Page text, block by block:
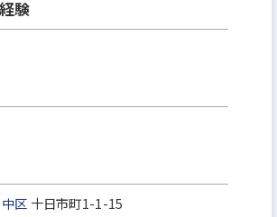
験
区 十日市町1-1-15